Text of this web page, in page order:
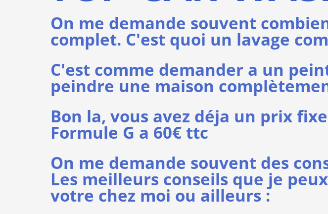
On me demande souvent
complet. C'est quoi un lavage
C'est comme demander a un
peindre une maison
Bon la, vous avez déja un prix
Formule G a 60€ ttc
On me demande souvent des
Les meilleurs conseils que je
votre chez moi ou ailleurs :